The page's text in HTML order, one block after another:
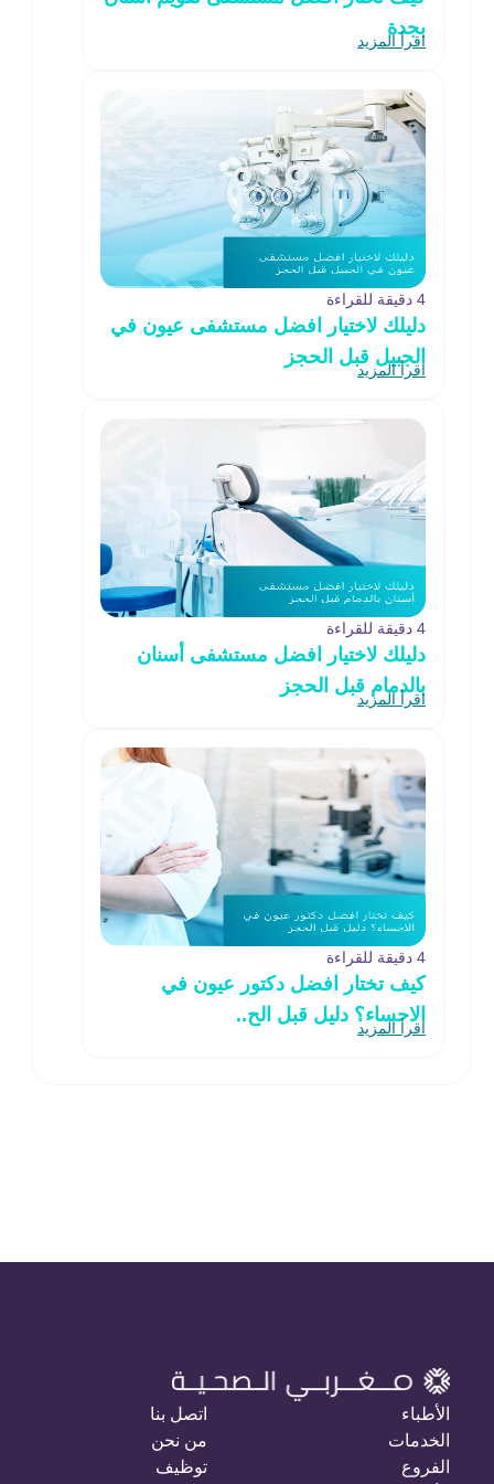
بجدة
اقرأ المزيد
4 دقيقة للقراءة
دليلك لاختيار افضل مستشفى عيون في
الجبيل قبل الحجز
اقرأ المزيد
4 دقيقة للقراءة
دليلك لاختيار افضل مستشفى أسنان
بالدمام قبل الحجز
اقرأ المزيد
4 دقيقة للقراءة
كيف تختار افضل دكتور عيون في
الاحساء؟ دليل قبل الح..
اقرأ المزيد
الأطباء
الخدمات
الفروع
اتصل بنا
من نحن
توظيف